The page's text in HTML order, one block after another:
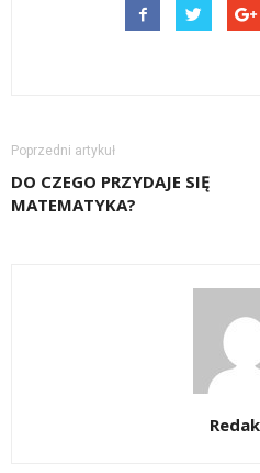
Poprzedni artykuł
DO CZEGO PRZYDAJE SIĘ
MATEMATYKA?